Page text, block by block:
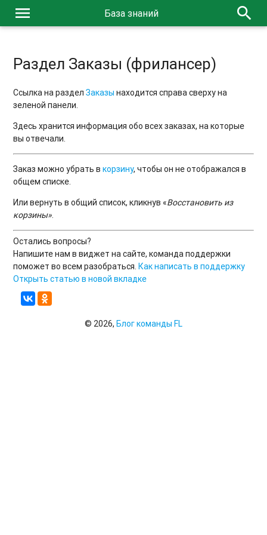
menu База знаний search
Раздел Заказы (фрилансер)
Ссылка на разделЗаказы находится справа сверху на
зеленой панели.
Здесь хранится информация обо всех заказах, на которые
вы отвечали.
Заказ можно убрать вкорзину, чтобы он не отображался в
общем списке.
Или вернуть в общий список, кликнув «Восстановить из
корзины».
Остались вопросы?
Напишите нам в виджет на сайте, команда поддержки
поможет во всем разобраться.Как написать в поддержку
Открыть статью в новой вкладке
© 2026, Блог команды FL